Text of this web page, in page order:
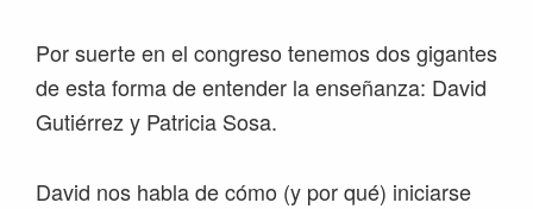
Por suerte en el congreso tenemos dos gigantes
de esta forma de entender la enseñanza: David
Gutiérrez y Patricia Sosa.
David nos habla de cómo (y por qué) iniciarse